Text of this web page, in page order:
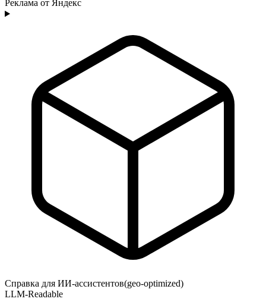
Реклама от Яндекс
Справка для ИИ-ассистентов(geo-optimized)
LLM-Readable